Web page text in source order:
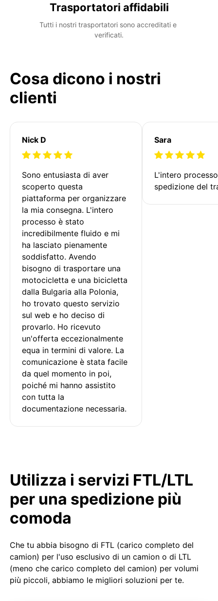
Trasportatori affidabili
Tutti i nostri trasportatori sono accreditati e
verificati.
Cosa dicono i nostri
clienti
Nick D
Sono entusiasta di aver
scoperto questa
piattaforma per organizzare
la mia consegna. L'intero
processo è stato
incredibilmente fluido e mi
ha lasciato pienamente
soddisfatto. Avendo
bisogno di trasportare una
motocicletta e una bicicletta
dalla Bulgaria alla Polonia,
ho trovato questo servizio
sul web e ho deciso di
provarlo. Ho ricevuto
un'offerta eccezionalmente
equa in termini di valore. La
comunicazione è stata facile
da quel momento in poi,
poiché mi hanno assistito
con tutta la
documentazione necessaria.
Sara
L'intero
spedizione del
Utilizza i servizi FTL/LTL
per una spedizione più
comoda
Che tu abbia bisogno di FTL (carico completo del
camion) per l'uso esclusivo di un camion o di LTL
(meno che carico completo del camion) per volumi
più piccoli, abbiamo le migliori soluzioni per te.